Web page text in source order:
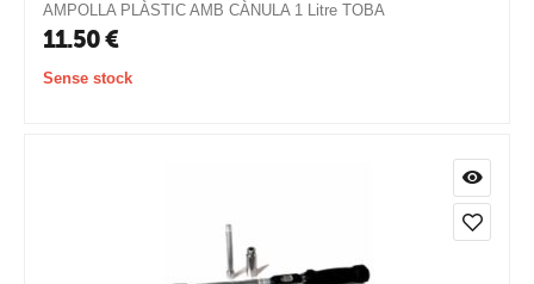
AMPOLLA PLÀSTIC AMB CÀNULA 1 Litre TOBA
11.50€
Sense stock